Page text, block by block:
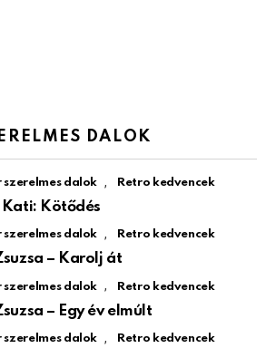
DALOK
szerelmes dalok , Retro kedvencek
Kati: Kötődés
szerelmes dalok , Retro kedvencek
– Karolj át
szerelmes dalok , Retro kedvencek
– Egy év elmúlt
szerelmes dalok , Retro kedvencek